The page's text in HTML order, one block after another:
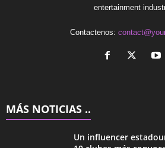
entertainment
Contactenos:
MÁS NOTICIAS ..
Un influencer